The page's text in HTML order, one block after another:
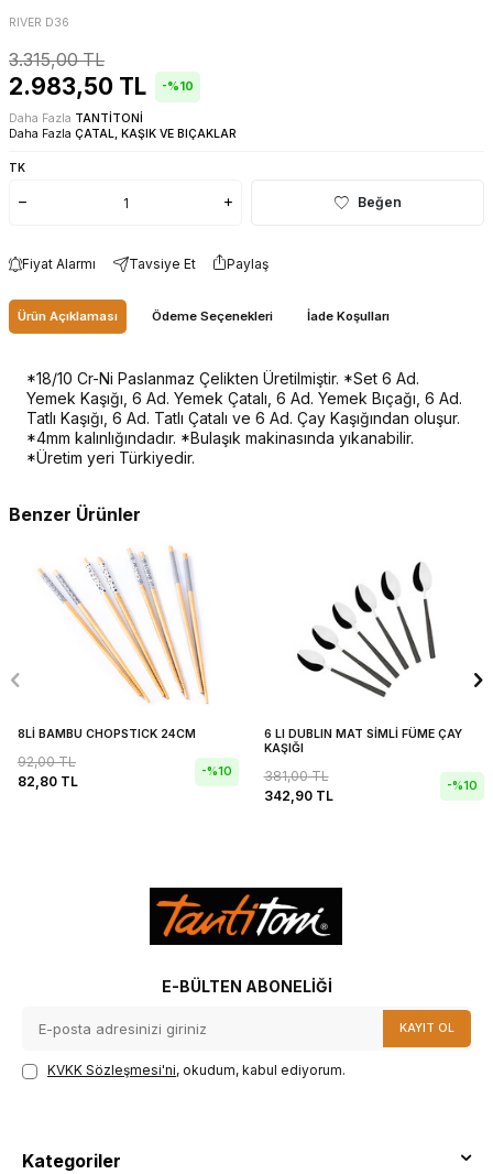
RIVER D36
3.315,00TL
2.983,50 TL -%10
Daha Fazla TANTİTONİ
Daha Fazla ÇATAL, KAŞIK VE BIÇAKLAR
TK
Beğen
Fiyat Alarmı Tavsiye Et Paylaş
Ürün Açıklaması Ödeme Seçenekleri İade Koşulları
*18/10 Cr-Ni Paslanmaz Çelikten Üretilmiştir. *Set 6 Ad.
Yemek Kaşığı, 6 Ad. Yemek Çatalı, 6 Ad. Yemek Bıçağı, 6 Ad.
Tatlı Kaşığı, 6 Ad. Tatlı Çatalı ve 6 Ad. Çay Kaşığından oluşur.
*4mm kalınlığındadır. *Bulaşık makinasında yıkanabilir.
*Üretim yeri Türkiyedir.
Benzer Ürünler
8Lİ BAMBU CHOPSTICK 24CM
92,00TL
82,80 TL
-%10
6 LI DUBLIN MAT SİMLİ FÜME ÇAY
KAŞIĞI
381,00TL
342,90TL
-%10
E-BÜLTEN ABONELIĞI
KAYIT OL
KVKK Sözleşmesi'ni, okudum, kabul ediyorum.
Kategoriler